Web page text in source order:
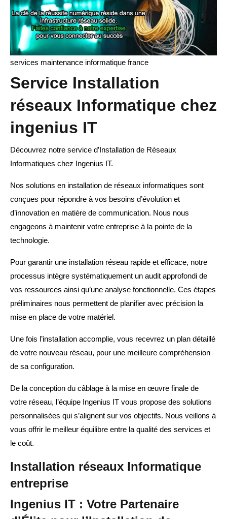
services maintenance informatique france
Service Installation
réseaux Informatique chez
ingenius IT
Découvrez notre service d’Installation de Réseaux
Informatiques chez Ingenius IT.
Nos solutions en installation de réseaux informatiques sont
conçues pour répondre à vos besoins d’évolution et
d’innovation en matière de communication. Nous nous
engageons à maintenir votre entreprise à la pointe de la
technologie.
Pour garantir une installation réseau rapide et efficace, notre
processus intègre systématiquement un audit approfondi de
vos ressources ainsi qu’une analyse fonctionnelle. Ces étapes
préliminaires nous permettent de planifier avec précision la
mise en place de votre matériel.
Une fois l’installation accomplie, vous recevrez un plan détaillé
de votre nouveau réseau, pour une meilleure compréhension
de sa configuration.
De la conception du câblage à la mise en œuvre finale de
votre réseau, l’équipe Ingenius IT vous propose des solutions
personnalisées qui s’alignent sur vos objectifs. Nous veillons à
vous offrir le meilleur équilibre entre la qualité des services et
le coût.
Installation réseaux Informatique
entreprise
Ingenius IT : Votre Partenaire